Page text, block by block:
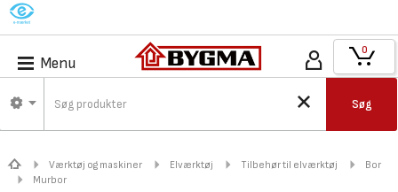
M
Menu
Søg
0
Værktøj og maskiner Elværktøj Tilbehør til elværktøj
Bor
Murbor